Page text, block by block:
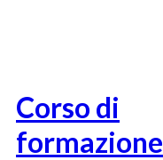
Corso di
formazione